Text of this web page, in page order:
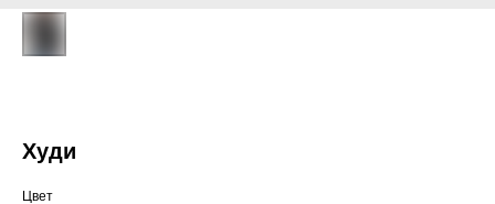
Худи
Цвет